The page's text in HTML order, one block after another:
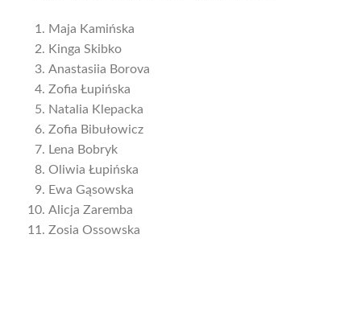
Maja Kamińska
Kinga Skibko
Anastasiia Borova
Zofia Łupińska
Natalia Klepacka
Zofia Bibułowicz
Lena Bobryk
Oliwia Łupińska
Ewa Gąsowska
Alicja Zaremba
Zosia Ossowska